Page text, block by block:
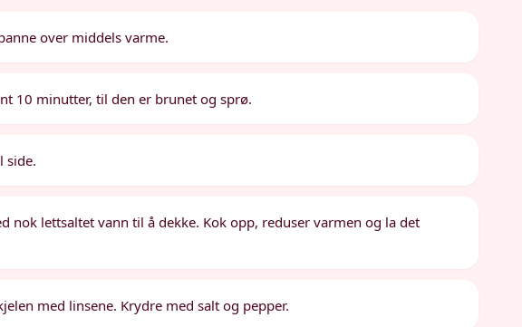
over middels varme.
10 minutter, til den er brunet og sprø.
side.
nok lettsaltet vann til å dekke. Kok opp, reduser varmen og la det
med linsene. Krydre med salt og pepper.